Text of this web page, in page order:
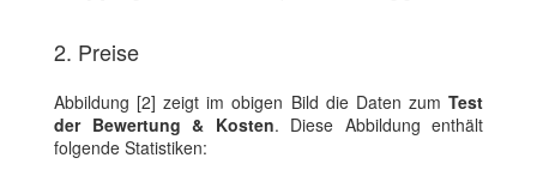
2. Preise
Abbildung [2] zeigt im obigen Bild die Daten zum Test
der Bewertung & Kosten. Diese Abbildung enthält
folgende Statistiken: